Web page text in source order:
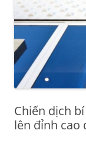
Chiến dịch
lên đỉnh cao